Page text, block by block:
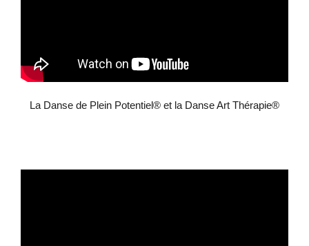
La Danse de Plein Potentiel® et la Danse Art Thérapie®